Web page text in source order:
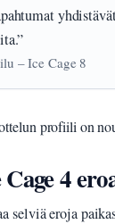
– Ice Cage 8
profiili on
4
selviä eroja